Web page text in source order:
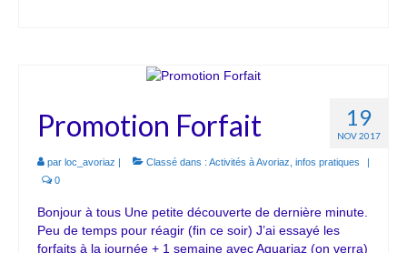
19
NOV 2017
Promotion Forfait
par loc_avoriaz Classé dans : Activités à Avoriaz infos pratiques
0
Bonjour à tous Une petite découverte de dernière minute.
Peu de temps pour réagir (fin ce soir) J’ai essayé les
forfaits à la journée + 1 semaine avec Aquariaz (on verra)